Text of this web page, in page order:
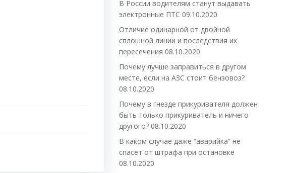
В России водителям станут выдавать
электронные ПТС 09.10.2020
Отличие одинарной от двойной
сплошной линии и последствия их
пересечения 08.10.2020
Почему лучше заправиться в другом
месте, если на АЗС стоит бензовоз?
08.10.2020
Почему в гнезде прикуривателя должен
быть только прикуриватель и ничего
другого? 08.10.2020
В каком случае даже “аварийка” не
спасет от штрафа при остановке
08.10.2020